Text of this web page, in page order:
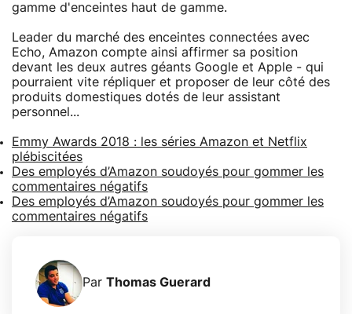
gamme d'enceintes haut de gamme.
Leader du marché des enceintes connectées avec
Echo, Amazon compte ainsi affirmer sa position
devant les deux autres géants Google et Apple - qui
pourraient vite répliquer et proposer de leur côté des
produits domestiques dotés de leur assistant
personnel...
Emmy Awards 2018 : les séries Amazon et Netflix
plébiscitées
Des employés d’Amazon soudoyés pour gommer les
commentaires négatifs
Des employés d’Amazon soudoyés pour gommer les
commentaires négatifs
Par Thomas Guerard